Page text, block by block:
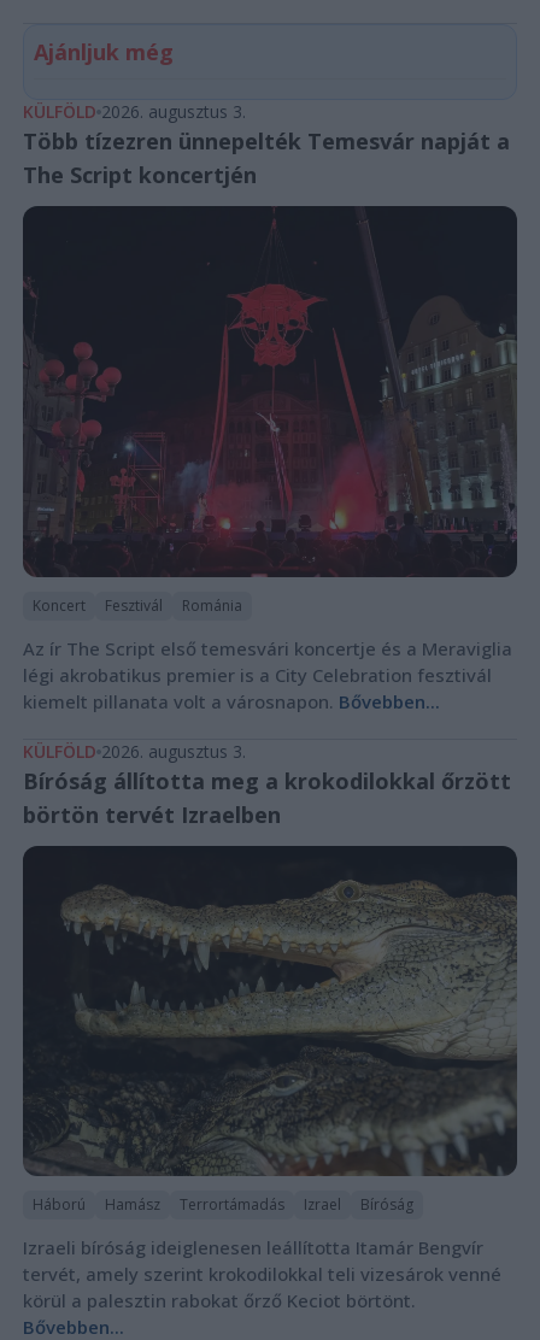
Ajánljuk még
KÜLFÖLD 2026. augusztus 3.
Több tízezren ünnepelték Temesvár napját a
The Script koncertjén
Koncert Fesztivál Románia
Az ír The Script első temesvári koncertje és a Meraviglia
légi akrobatikus premier is a City Celebration fesztivál
kiemelt pillanata volt a városnapon. Bővebben...
KÜLFÖLD 2026. augusztus 3.
Bíróság állította meg a krokodilokkal őrzött
börtön tervét Izraelben
Háború Hamász Terrortámadás Izrael Bíróság
Izraeli bíróság ideiglenesen leállította Itamár Bengvír
tervét, amely szerint krokodilokkal teli vizesárok venné
körül a palesztin rabokat őrző Keciot börtönt.
Bővebben...